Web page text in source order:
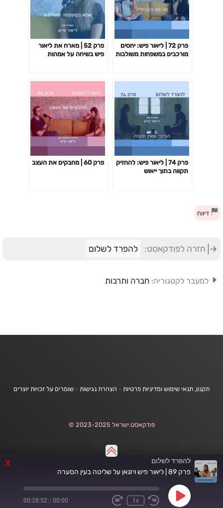
X להפרד לשלום
פרק 89 | ליאור פיש ויזגאן על שליטה בעין הסערה
Play
Rewind
1x
Fast
00:00
/
00:28:52
פרק 72 | ליאור פיש: יחסים
מורכבים במשפחות משולבות
פרק 52 | מארח את ליאור
פיש בשיחה על אמהות
פרק 74 | ליאור פיש: להחזיק
תקווה בתוך ייאוש
פרק 60 | מחבקים את העצב
דיווח
חזרה לפודקאסט: להפרד לשלום
למעבר לקטגוריה: חברה ותרבות
תקנון, תנאי שימוש ומדיניות פרטיות - הצהרת נגישות - שומרים על זכויות יוצרים
פודקאסט.ישראל 2023-2025 ©